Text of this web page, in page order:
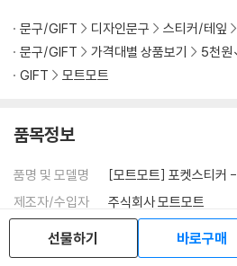
문구/GIFT 디자인문구 스티커/테잎
문구/GIFT
가격대별 상품보기
5천
GIFT
모트모트
품목정보
품명 및 모델명
[모트모트] 포켓스티커
제조자/수입자
주식회사 모트모트
제조국 또는
선물하기 바로구매